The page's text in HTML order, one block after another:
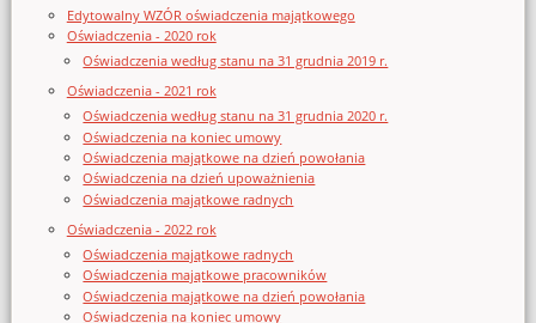
Edytowalny WZÓR oświadczenia majątkowego
Oświadczenia - 2020 rok
Oświadczenia według stanu na 31 grudnia 2019 r.
Oświadczenia - 2021 rok
Oświadczenia według stanu na 31 grudnia 2020 r.
Oświadczenia na koniec umowy
Oświadczenia majątkowe na dzień powołania
Oświadczenia na dzień upoważnienia
Oświadczenia majątkowe radnych
Oświadczenia - 2022 rok
Oświadczenia majątkowe radnych
Oświadczenia majątkowe pracowników
Oświadczenia majątkowe na dzień powołania
Oświadczenia na koniec umowy